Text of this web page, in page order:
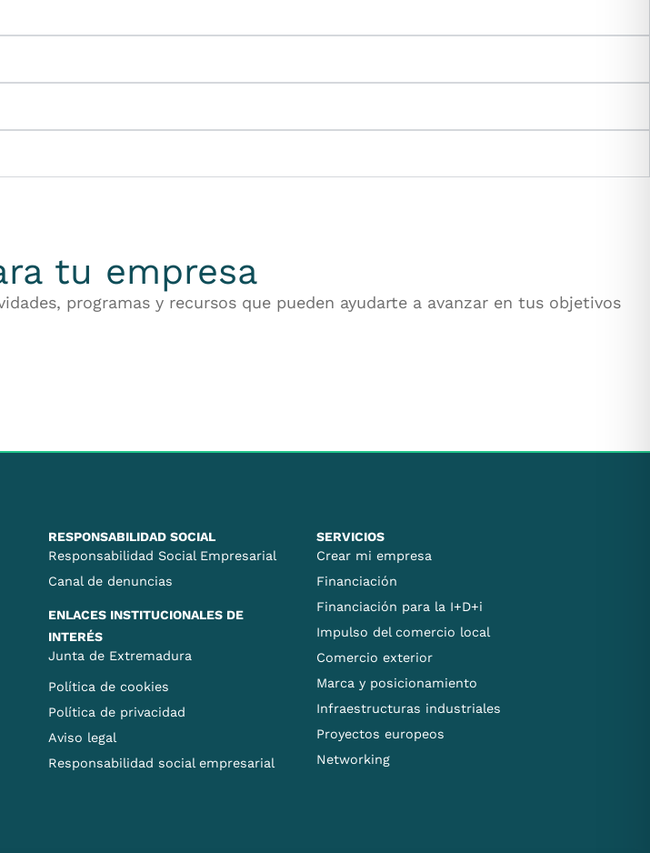
tu empresa
programas y recursos que pueden ayudarte a avanzar en tus objetivos
RESPONSABILIDAD SOCIAL
Responsabilidad Social Empresarial
Canal de denuncias
ENLACES INSTITUCIONALES DE
INTERÉS
Junta de Extremadura
Política de cookies
Política de privacidad
Aviso legal
Responsabilidad social empresarial
SERVICIOS
Crear mi empresa
Financiación
Financiación para la I+D+i
Impulso del comercio local
Comercio exterior
Marca y posicionamiento
Infraestructuras industriales
Proyectos europeos
Networking